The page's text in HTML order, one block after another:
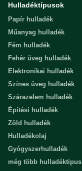
Hulladéktípusok
Papír hulladék
Műanyag hulladék
Fém hulladék
Fehér üveg hulladék
Elektronikai hulladék
Színes üveg hulladék
Szárazelem hulladék
Építési hulladék
Zöld hulladék
Hulladékolaj
Gyógyszerhulladék
még több hulladéktipus